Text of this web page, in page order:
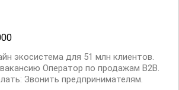
экосистема для 51 млн клиентов.
Оператор по продажам B2B.
Звонить предпринимателям.